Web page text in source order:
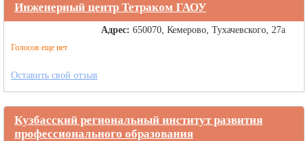
Инженерный центр Тетраком ГАОУ
Голосов еще нет
Адрес: 650070, Кемерово, Тухачевского, 27а
Оставить свой отзыв
Кузбасский региональный институт развития
профессионального образования